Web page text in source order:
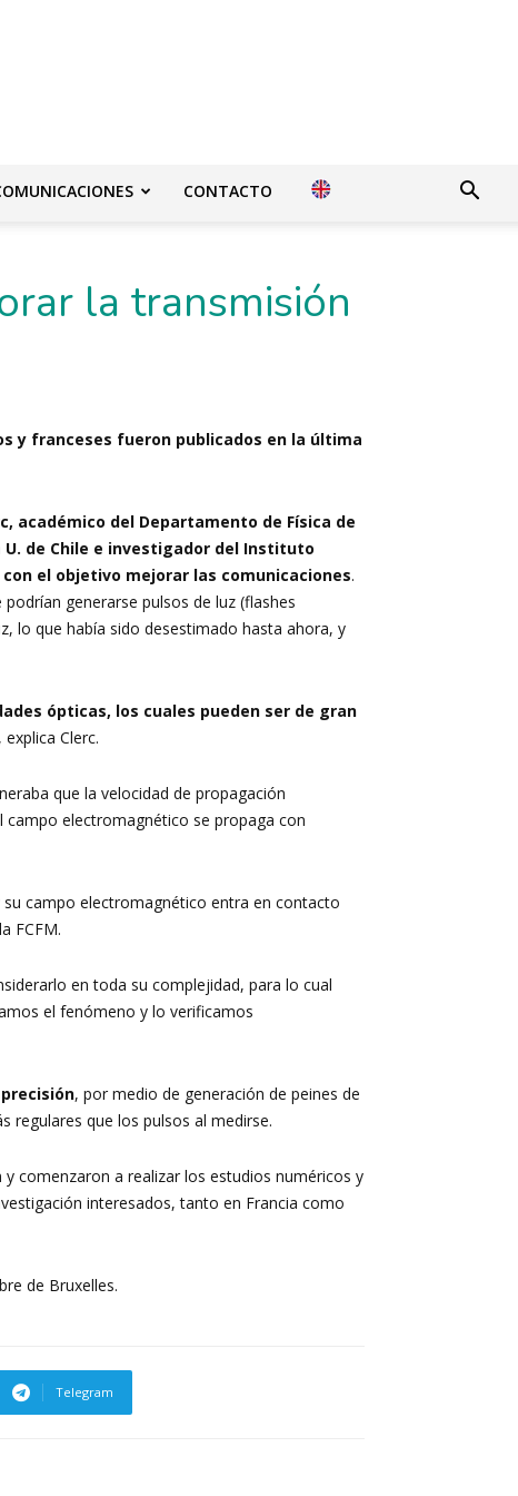
CONTACTO
la transmisión
y franceses fueron publicados en la última
académico del Departamento de Física de
U. de Chile e investigador del Instituto
el objetivo mejorar las comunicaciones.
generarse pulsos de luz (flashes
lo que había sido desestimado hasta ahora, y
ópticas, los cuales pueden ser de gran
Clerc.
que la velocidad de propagación
campo electromagnético se propaga con
campo electromagnético entra en contacto
FCFM.
en toda su complejidad, para lo cual
el fenómeno y lo verificamos
, por medio de generación de peines de
regulares que los pulsos al medirse.
comenzaron a realizar los estudios numéricos y
interesados, tanto en Francia como
de Bruxelles.
Telegram